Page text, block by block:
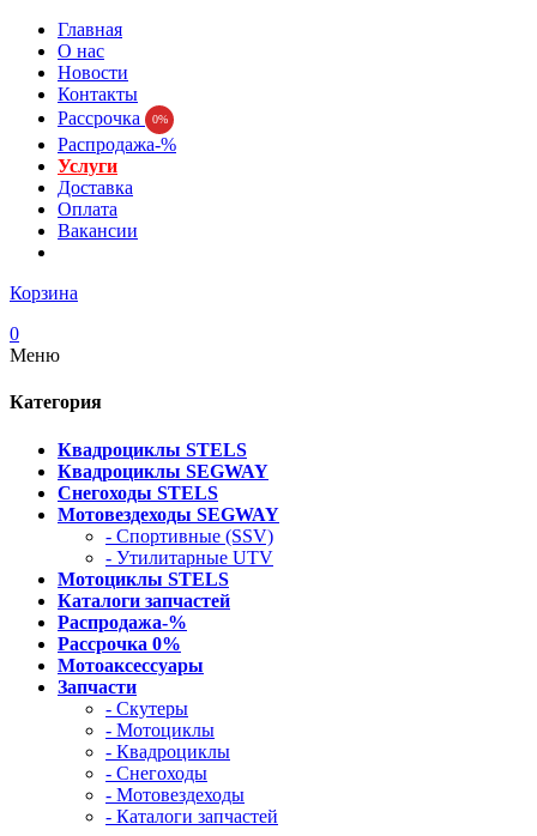
Главная
О нас
Новости
Контакты
Рассрочка
0%
Распродажа-%
Услуги
Доставка
Оплата
Вакансии
Корзина
0
Меню
Категория
Квадроциклы STELS
Квадроциклы SEGWAY
Снегоходы STELS
Мотовездеходы SEGWAY
- Спортивные (SSV)
- Утилитарные UTV
Мотоциклы STELS
Каталоги запчастей
Распродажа-%
Рассрочка 0%
Мотоаксессуары
Запчасти
- Скутеры
- Мотоциклы
- Квадроциклы
- Снегоходы
- Мотовездеходы
- Каталоги запчастей